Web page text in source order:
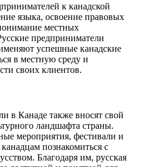
к канадской
языка, освоение правовых
местных
предприниматели
успешные канадские
в местную среду и
своих клиентов.
в Канаде также вносят свой
ландшафта страны.
мероприятия, фестивали и
познакомиться с
Благодаря им, русская